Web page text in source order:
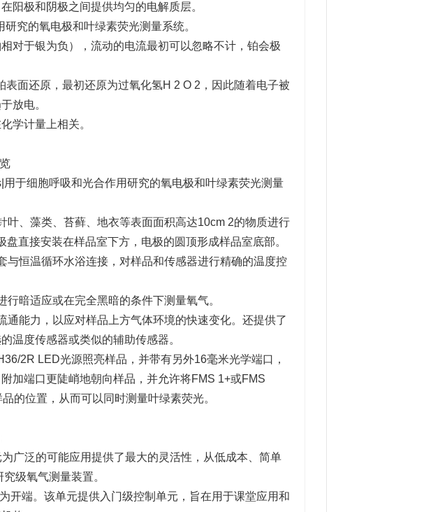
阳极和阴极之间提供均匀的电解质层。
究的氧电极和叶绿素荧光测量系统。
对于银为负），流动的电流最初可以忽略不计，铂会极
面还原，最初还原为过氧化氢H 2 O 2，因此随着电子被
放电。
学计量上相关。
于细胞呼吸和光合作用研究的氧电极和叶绿素荧光测量
、藻类、苔藓、地衣等表面面积高达10cm 2的物质进行
直接安装在样品室下方，电极的圆顶形成样品室底部。
恒温循环水浴连接，对样品和传感器进行精确的温度控
暗适应或在完全黑暗的条件下测量氧气。
能力，以应对样品上方气体环境的快速变化。还提供了
温度传感器或类似的辅助传感器。
2R LED光源照亮样品，并带有另外16毫米光学端口，
加端口更陡峭地朝向样品，并允许将FMS 1+或FMS
的位置，从而可以同时测量叶绿素荧光。
广泛的可能应用提供了最大的灵活性，从低成本、简单
级氧气测量装置。
开端。该单元提供入门级控制单元，旨在用于课堂应用和